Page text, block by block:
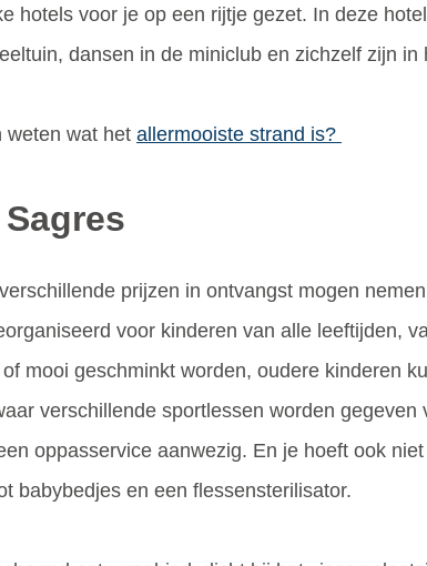
hotels voor je op een rijtje gezet. In deze
dansen in de miniclub en zichzelf zijn in
weten wat het allermooiste strand is?
prijzen in ontvangst mogen
voor kinderen van alle leeftijden,
mooi geschminkt worden, oudere kinderen
verschillende sportlessen worden gegeven
oppasservice aanwezig. En je hoeft ook
babybedjes en een flessensterilisator.